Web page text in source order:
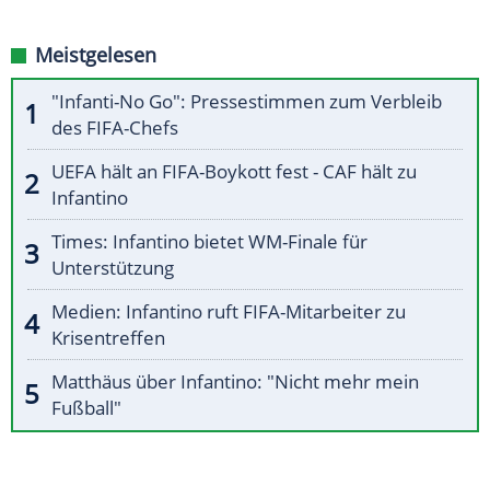
Meistgelesen
"Infanti-No Go": Pressestimmen zum Verbleib
des FIFA-Chefs
UEFA hält an FIFA-Boykott fest - CAF hält zu
Infantino
Times: Infantino bietet WM-Finale für
Unterstützung
Medien: Infantino ruft FIFA-Mitarbeiter zu
Krisentreffen
Matthäus über Infantino: "Nicht mehr mein
Fußball"